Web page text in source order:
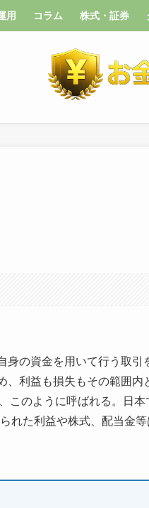
用 コラム 株式・証券
の資金を用いて行う取引
利益も損失もその範囲内
このように呼ばれる。日
れた利益や株式、配当金